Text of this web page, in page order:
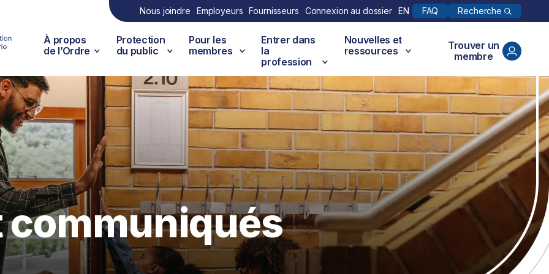
Nous joindre Employeurs Fournisseurs Connexion au dossier EN FAQ Recherche
À propos
de l’Ordre
Protection
du public
Pour les
membres
Entrer dans
la
profession
Nouvelles et
ressources
Trouver un
membre
communiqués